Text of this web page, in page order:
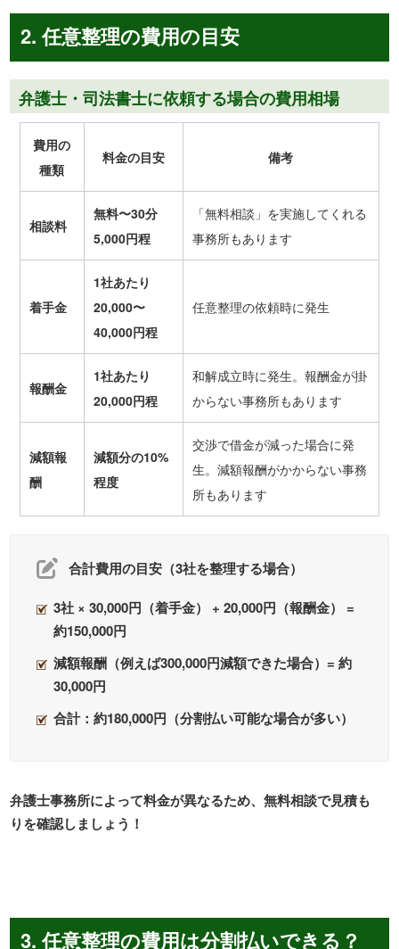
2. 任意整理の費用の目安
弁護士・司法書士に依頼する場合の費用相場
費用の
種類
料金の目安 備考
相談料
無料〜30分
5,000円程
「無料相談」を実施してくれる
事務所もあります
着手金
1社あたり
20,000〜
40,000円程
任意整理の依頼時に発生
報酬金
1社あたり
20,000円程
和解成立時に発生。報酬金が掛
からない事務所もあります
減額報
酬
減額分の10%
程度
交渉で借金が減った場合に発
生。減額報酬がかからない事務
所もあります
合計費用の目安（3社を整理する場合）
3社 × 30,000円（着手金） + 20,000円（報酬金） =
約150,000円
減額報酬（例えば300,000円減額できた場合）= 約
30,000円
合計：約180,000円（分割払い可能な場合が多い）
弁護士事務所によって料金が異なるため、無料相談で見積も
りを確認しましょう！
3. 任意整理の費用は分割払いできる？